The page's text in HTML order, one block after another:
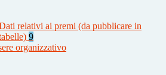
relativi ai premi (da pubblicare in
9
organizzativo